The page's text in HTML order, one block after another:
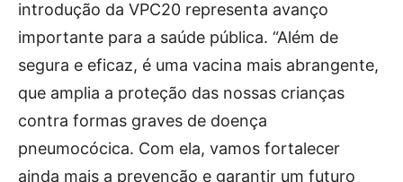
introdução da VPC20 representa avanço
importante para a saúde pública. “Além de
segura e eficaz, é uma vacina mais abrangente,
que amplia a proteção das nossas crianças
contra formas graves de doença
pneumocócica. Com ela, vamos fortalecer
ainda mais a prevenção e garantir um futuro